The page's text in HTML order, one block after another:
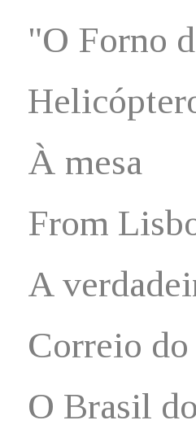
"O Forno
À mesa
From
A
Correio do
O Brasil